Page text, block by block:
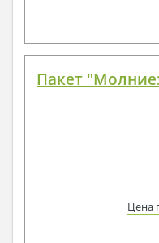
Пакет
Цена